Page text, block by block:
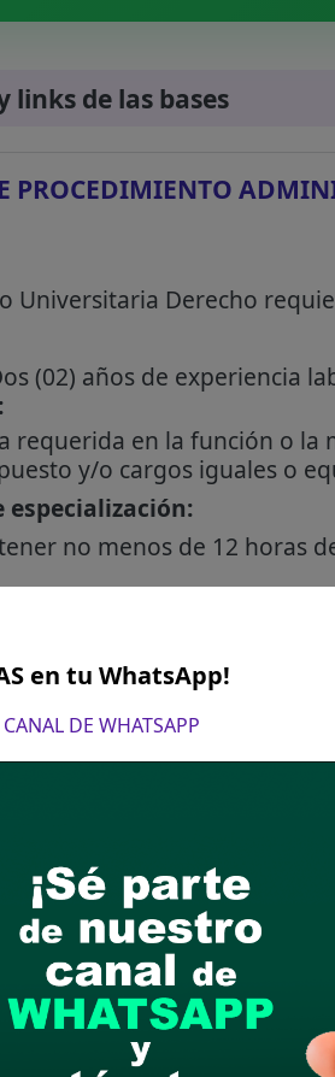
links de las bases
PROCEDIMIENTO
Universitaria Derecho
(02) años de experiencia
requerida en la función o
y/o cargos iguales o
especialización:
no menos de 12 horas
Administrativo, y/o
de junio de 2026 De 7:30
de reclamos a través
completa, cronograma,
en tu WhatsApp!
DE WHATSAPP